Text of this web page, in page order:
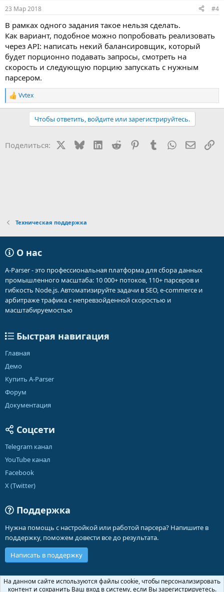
23 Мар 2018 #4
В рамках одного задания такое нельзя сделать.
Как вариант, подобное можно попробовать реализовать
через API: написать некий балансировщик, который
будет порционно подавать запросы, смотреть на
скорость и следующую порцию запускать с нужным
парсером.
Р
е
и
Vvtex
Чтобы ответить, войдите или зарегистрируйтесь.
Поделиться: BlueskyLinkedIn
Reddit PinterestTumblr WhatsApp
Техническая поддержка
О нас
A-Parser - это профессиональная платформа для сбора данных
промышленного масштаба: 10 000+ потоков, 110+ парсеров и
гибкость Node.js. Автоматизируйте задачи в SEO, e-commerce и
арбитраже трафика с непревзойденной скоростью и
масштабируемостью
Быстрая навигация
Главная
Демо
Купить A-Parser
Форум
Документация
Соцсети
Telegram канал
YouTube канал
Facebook
X (Twitter)
Поддержка
Нужна помощь с настройкой или работой парсера? Напишите в
поддержку, поможем довести все до результата.
Написать в поддержку
Russian (RU)
На данном сайте используются файлы cookie, чтобы персонализировать
контент и сохранить Ваш вход в систему, если Вы зарегистрируетесь.